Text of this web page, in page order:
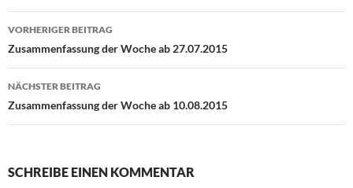
Beitragsnavigation
VORHERIGER BEITRAG
Zusammenfassung der Woche ab 27.07.2015
NÄCHSTER BEITRAG
Zusammenfassung der Woche ab 10.08.2015
SCHREIBE EINEN KOMMENTAR